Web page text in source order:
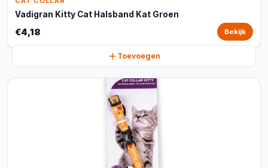
Vadigran Kitty Cat Halsband Kat Groen
€4,18 Bekijk
Toevoegen